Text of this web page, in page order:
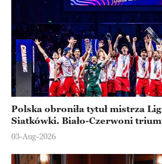
Polska obroniła tytuł mistrza
Siatkówki. Biało-Czerwoni
Ningbo
03-Aug-2026